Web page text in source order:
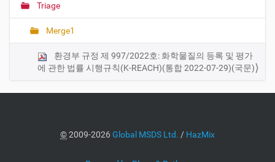
N
Triage
Merge1
환경부 규정 제 997/2022호: 화학물질의 등록 및 평가
에 관한 법률 시행규칙(K-REACH)(통합 2022-07-29)(국문)
©2009-2026Global MSDS Ltd. / HazMix